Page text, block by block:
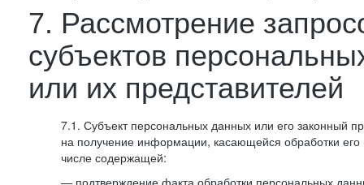
7. Рассмотрение
субъектов
или их представителей
7.1. Субъект персональных данных или его законный
на получение информации, касающейся обработки
числе содержащей:
— подтверждение факта обработки персональных